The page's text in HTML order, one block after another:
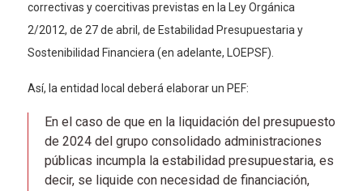
correctivas y coercitivas previstas en la Ley Orgánica
2/2012, de 27 de abril, de Estabilidad Presupuestaria y
Sostenibilidad Financiera (en adelante, LOEPSF).
Así, la entidad local deberá elaborar un PEF:
En el caso de que en la liquidación del presupuesto
de 2024 del grupo consolidado administraciones
públicas incumpla la estabilidad presupuestaria, es
decir, se liquide con necesidad de financiación,